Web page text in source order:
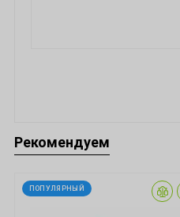
Рекомендуем
ПОПУЛЯРНЫЙ